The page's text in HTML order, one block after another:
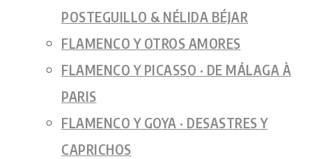
POSTEGUILLO & NÉLIDA BÉJAR
FLAMENCO Y OTROS AMORES
FLAMENCO Y PICASSO · DE MÁLAGA À
PARIS
FLAMENCO Y GOYA · DESASTRES Y
CAPRICHOS